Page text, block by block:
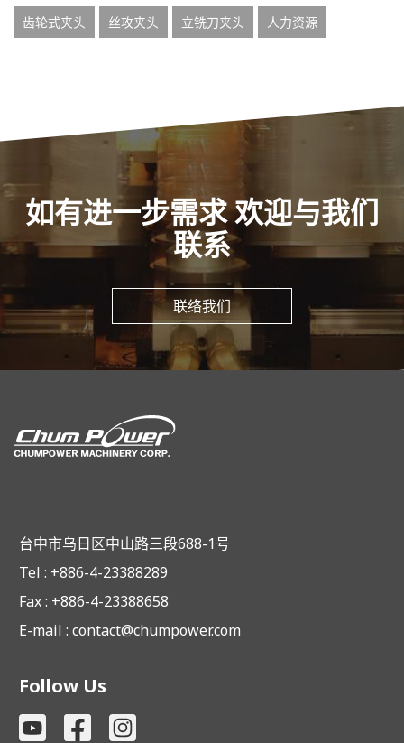
齿轮式夹头 丝攻夹头 立铣刀夹头 人力资源
如有进一步需求 欢迎与我们
联系
联络我们
台中市乌日区中山路三段688-1号
Tel : +886-4-23388289
Fax : +886-4-23388658
E-mail : contact@chumpower.com
Follow Us